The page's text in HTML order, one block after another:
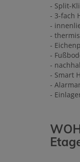
- Split-
- 3-fach
-
-
-
-
-
- Smart
-
-